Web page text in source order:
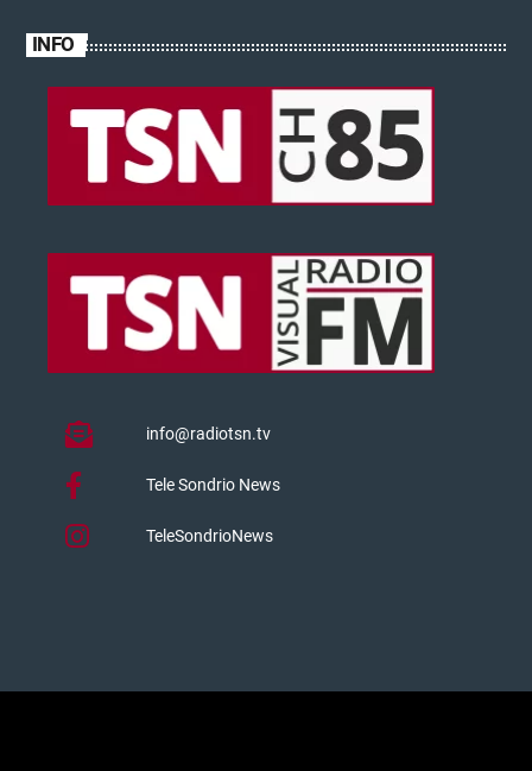
INFO
info@radiotsn.tv
Tele Sondrio News
TeleSondrioNews